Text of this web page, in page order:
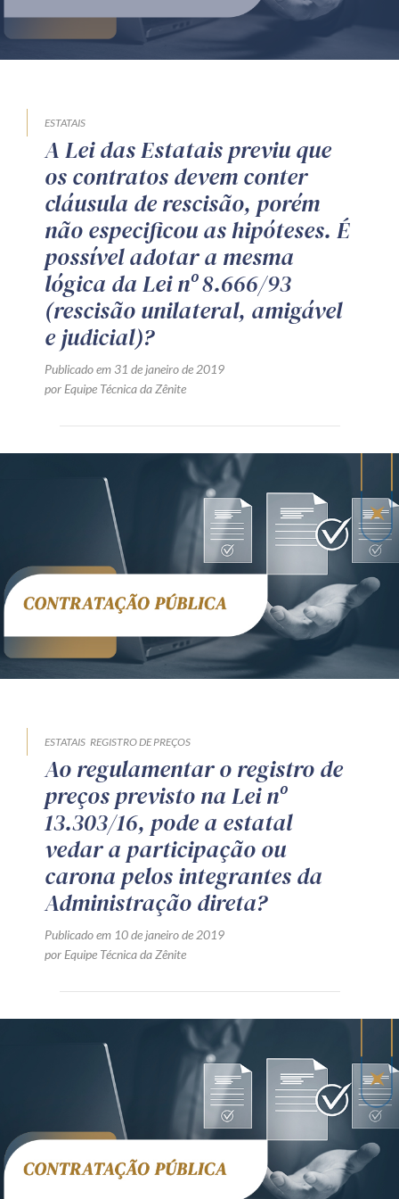
Produtos e serviços
Mentoria Zênite
Capacitação
Zênite Online
Eventos presenciais
Zênite in Company
Av. Sete de Setembro, 4698
Batel
PR CEP80240-000
Telefone (41) 2109-8666
ESTATAIS
A Lei das Estatais previu que
os contratos devem conter
cláusula de rescisão, porém
não especificou as hipóteses. É
possível adotar a mesma
lógica da Lei nº 8.666/93
(rescisão unilateral, amigável
e judicial)?
Publicado em 31 de janeiro de 2019
por Equipe Técnica da Zênite
ESTATAIS REGISTRO DE PREÇOS
Ao regulamentar o registro de
preços previsto na Lei nº
13.303/16, pode a estatal
vedar a participação ou
carona pelos integrantes da
Administração direta?
Publicado em 10 de janeiro de 2019
por Equipe Técnica da Zênite